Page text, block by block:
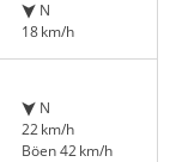
N
18 km/h
N
22 km/h
Böen 42 km/h